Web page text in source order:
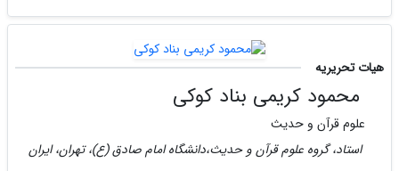
هیات تحریریه
محمود کریمی بناد کوکی
علوم قرآن و حدیث
استاد، گروه علوم قرآن و حدیث،دانشگاه امام صادق (ع)، تهران، ایران